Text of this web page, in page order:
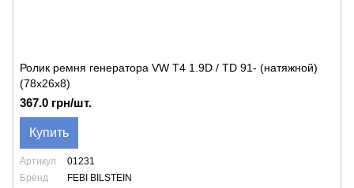
Ролик ремня генератора VW T4 1.9D / TD 91- (натяжной)
(78х26х8)
367.0 грн/шт.
Купить
Артикул
01231
Бренд
FEBI BILSTEIN